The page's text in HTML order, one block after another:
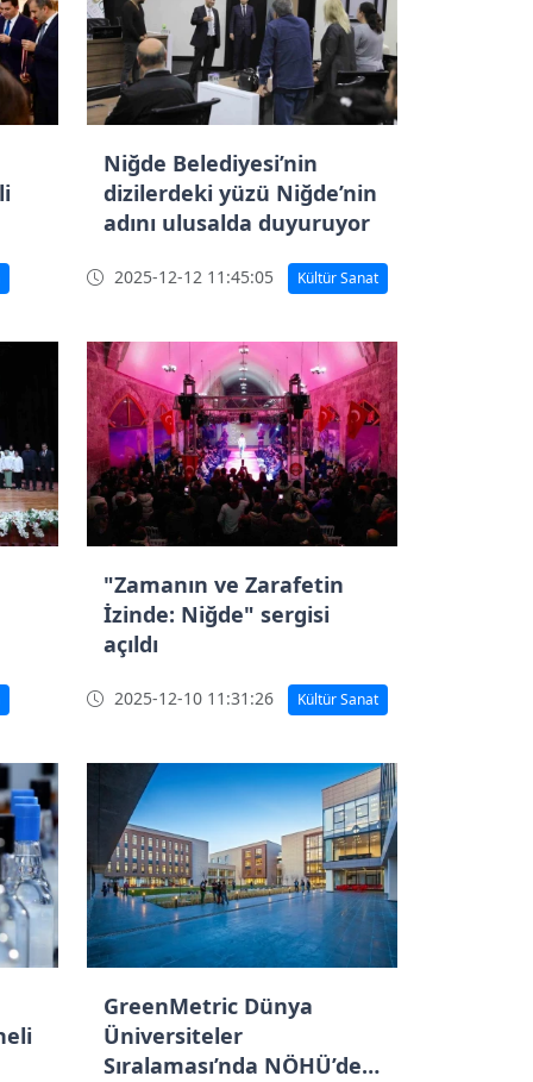
Niğde Belediyesi’nin
dizilerdeki yüzü Niğde’nin
adını ulusalda duyuruyor
2025-12-12 11:45:05 Kültür Sanat
"Zamanın ve Zarafetin
İzinde: Niğde" sergisi
açıldı
2025-12-10 11:31:26 Kültür Sanat
GreenMetric Dünya
Üniversiteler
Sıralaması’nda NÖHÜ’den